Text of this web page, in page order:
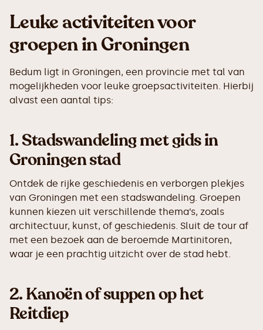
Leuke activiteiten voor
groepen in Groningen
Bedum ligt in Groningen, een provincie met tal van
mogelijkheden voor leuke groepsactiviteiten. Hierbij
alvast een aantal tips:
1.Stadswandeling met gids in
Groningen stad
Ontdek de rijke geschiedenis en verborgen plekjes
van Groningen met een stadswandeling. Groepen
kunnen kiezen uit verschillende thema’s, zoals
architectuur, kunst, of geschiedenis. Sluit de tour af
met een bezoek aan de beroemde Martinitoren,
waar je een prachtig uitzicht over de stad hebt.
2.Kanoën of suppen op het
Reitdiep